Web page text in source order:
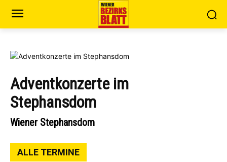
Adventkonzerte im
Stephansdom
Wiener Stephansdom
ALLE TERMINE